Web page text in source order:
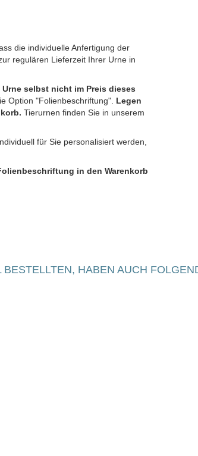
die individuelle Anfertigung der
regulären Lieferzeit Ihrer Urne in
Urne selbst nicht im Preis dieses
Option "Folienbeschriftung". Legen
Tierurnen finden Sie in unserem
für Sie personalisiert werden,
in den Warenkorb
HABEN AUCH